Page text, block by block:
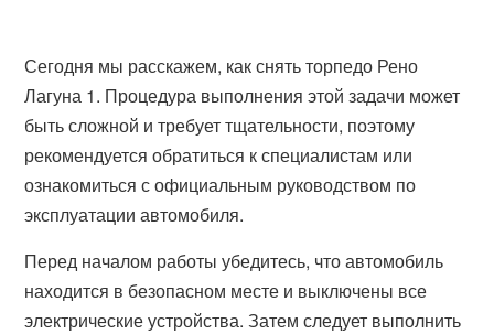
Сегодня мы расскажем, как снять торпедо Рено
Лагуна 1. Процедура выполнения этой задачи может
быть сложной и требует тщательности, поэтому
рекомендуется обратиться к специалистам или
ознакомиться с официальным руководством по
эксплуатации автомобиля.
Перед началом работы убедитесь, что автомобиль
находится в безопасном месте и выключены все
электрические устройства. Затем следует выполнить